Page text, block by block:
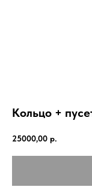
Кольцо +
25000,00 р.